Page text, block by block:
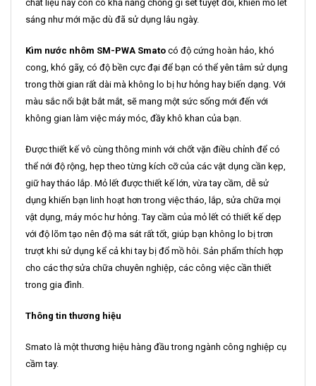
chất liệu này còn có khả năng chống gỉ sét tuyệt đối, khiến mỏ lết
sáng như mới mặc dù đã sử dụng lâu ngày.
Kìm nước nhôm SM-PWA Smato có độ cứng hoàn hảo, khó
cong, khó gãy, có độ bền cực đại để bạn có thể yên tâm sử dụng
trong thời gian rất dài mà không lo bị hư hỏng hay biến dạng. Với
màu sắc nổi bật bắt mắt, sẽ mang một sức sống mới đến với
không gian làm việc máy móc, đầy khô khan của bạn.
Được thiết kế vô cùng thông minh với chốt vặn điều chỉnh để có
thể nới độ rộng, hẹp theo từng kích cỡ của các vật dụng cần kẹp,
giữ hay tháo lắp. Mỏ lết được thiết kế lớn, vừa tay cầm, dễ sử
dụng khiến bạn linh hoạt hơn trong việc tháo, lắp, sửa chữa mọi
vật dụng, máy móc hư hỏng. Tay cầm của mỏ lết có thiết kế dẹp
với độ lõm tạo nên độ ma sát rất tốt, giúp bạn không lo bị trơn
trượt khi sử dụng kể cả khi tay bị đổ mồ hôi. Sản phẩm thích hợp
cho các thợ sửa chữa chuyên nghiệp, các công việc cần thiết
trong gia đình.
Thông tin thương hiệu
Smato là một thương hiệu hàng đầu trong ngành công nghiệp cụ
cầm tay.